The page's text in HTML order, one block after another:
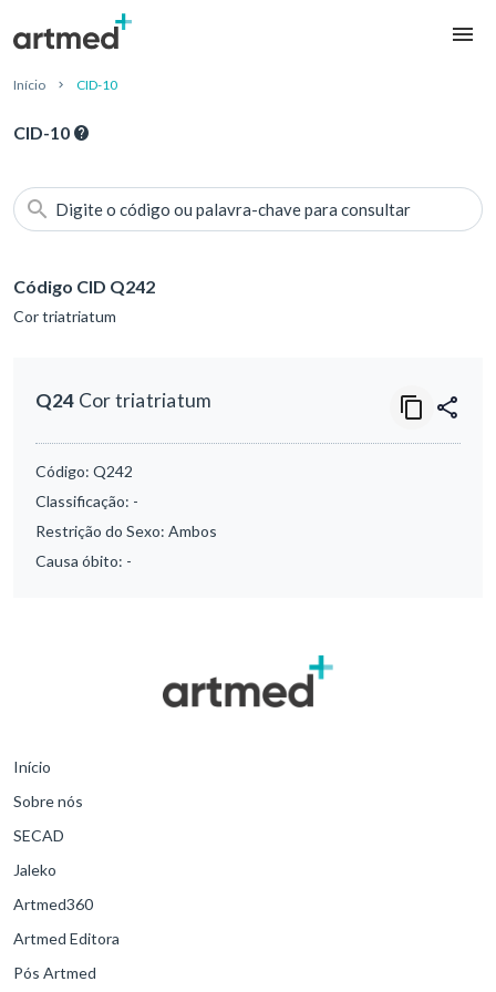
Início CID-10
CID-10
Digite o código ou palavra-chave para consultar
Código CID Q242
Cor triatriatum
Q24 Cor triatriatum
Código: Q242
Classificação: -
Restrição do Sexo: Ambos
Causa óbito: -
Início
Sobre nós
SECAD
Jaleko
Artmed360
Artmed Editora
Pós Artmed